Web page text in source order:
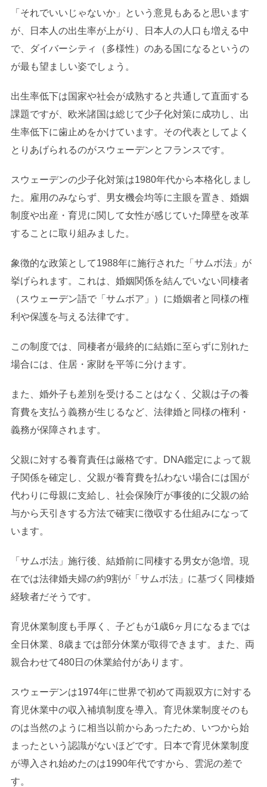
「それでいいじゃないか」という意見もあると思います
が、日本人の出生率が上がり、日本人の人口も増える中
で、ダイバーシティ（多様性）のある国になるというの
が最も望ましい姿でしょう。
出生率低下は国家や社会が成熟すると共通して直面する
課題ですが、欧米諸国は総じて少子化対策に成功し、出
生率低下に歯止めをかけています。その代表としてよく
とりあげられるのがスウェーデンとフランスです。
スウェーデンの少子化対策は1980年代から本格化しまし
た。雇用のみならず、男女機会均等に主眼を置き、婚姻
制度や出産・育児に関して女性が感じていた障壁を改革
することに取り組みました。
象徴的な政策として1988年に施行された「サムボ法」が
挙げられます。これは、婚姻関係を結んでいない同棲者
（スウェーデン語で「サムボア」）に婚姻者と同様の権
利や保護を与える法律です。
この制度では、同棲者が最終的に結婚に至らずに別れた
場合には、住居・家財を平等に分けます。
また、婚外子も差別を受けることはなく、父親は子の養
育費を支払う義務が生じるなど、法律婚と同様の権利・
義務が保障されます。
父親に対する養育責任は厳格です。DNA鑑定によって親
子関係を確定し、父親が養育費を払わない場合には国が
代わりに母親に支給し、社会保険庁が事後的に父親の給
与から天引きする方法で確実に徴収する仕組みになって
います。
「サムボ法」施行後、結婚前に同棲する男女が急増。現
在では法律婚夫婦の約9割が「サムボ法」に基づく同棲婚
経験者だそうです。
育児休業制度も手厚く、子どもが1歳6ヶ月になるまでは
全日休業、8歳までは部分休業が取得できます。また、両
親合わせて480日の休業給付があります。
スウェーデンは1974年に世界で初めて両親双方に対する
育児休業中の収入補填制度を導入。育児休業制度そのも
のは当然のように相当以前からあったため、いつから始
まったという認識がないほどです。日本で育児休業制度
が導入され始めたのは1990年代ですから、雲泥の差で
す。